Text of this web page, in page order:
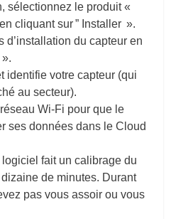
sélectionnez le produit «
cliquant sur ” Installer ».
d’installation du capteur en
identifie votre capteur (qui
au secteur).
Wi-Fi pour que le
ses données dans le Cloud
fait un calibrage du
de minutes. Durant
pas vous assoir ou vous